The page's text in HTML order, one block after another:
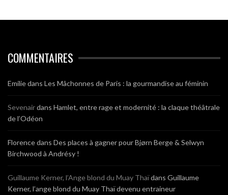
COMMENTAIRES
Emiliedans Les Mâchonnes de Paris : la gourmandise au féminin
Sevenairdans Hamlet, entre rage et modernité : la claque théâtrale
de l’Odéon
Florencedans Des places à gagner pour Bjørn Berge & Selwyn
Birchwood à Andrésy !
Guillaume Kerner, l’Ange blond du Muay Thaïdans Guillaume
Kerner, l’ange blond du Muay Thaï devenu entraineur